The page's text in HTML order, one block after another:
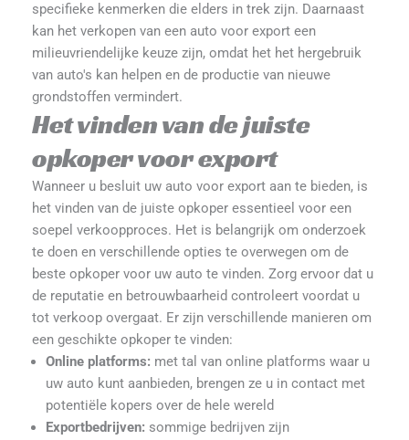
specifieke kenmerken die elders in trek zijn. Daarnaast
kan het verkopen van een auto voor export een
milieuvriendelijke keuze zijn, omdat het het hergebruik
van auto's kan helpen en de productie van nieuwe
grondstoffen vermindert.
Het vinden van de juiste
opkoper voor export
Wanneer u besluit uw auto voor export aan te bieden, is
het vinden van de juiste opkoper essentieel voor een
soepel verkoopproces. Het is belangrijk om onderzoek
te doen en verschillende opties te overwegen om de
beste opkoper voor uw auto te vinden. Zorg ervoor dat u
de reputatie en betrouwbaarheid controleert voordat u
tot verkoop overgaat. Er zijn verschillende manieren om
een geschikte opkoper te vinden:
Online platforms: met tal van online platforms waar u
uw auto kunt aanbieden, brengen ze u in contact met
potentiële kopers over de hele wereld
Exportbedrijven: sommige bedrijven zijn